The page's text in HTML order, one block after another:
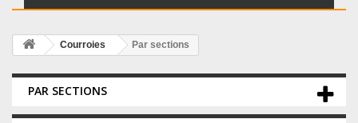
Courroies Par sections
PAR SECTIONS